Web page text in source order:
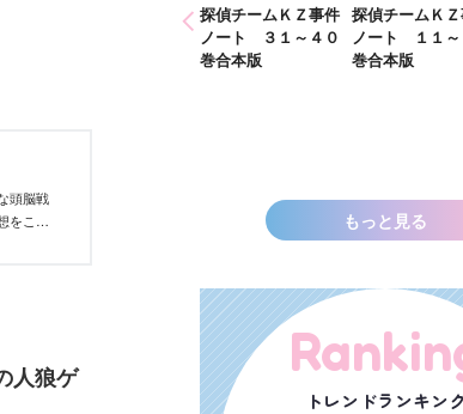
頭脳戦
をこえ
人狼ゲ
探偵チームＫＺ事件 探偵チームＫＺ事件
ノート ３１～４０
巻合本版
探偵チームＫ
ノート １１～
巻合本版
もっと見る
トレンドランキン